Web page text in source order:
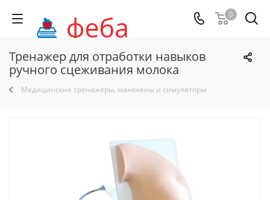
0
Тренажер для отработки навыков
ручного сцеживания молока
Медицинские тренажеры, манекены и симуляторы